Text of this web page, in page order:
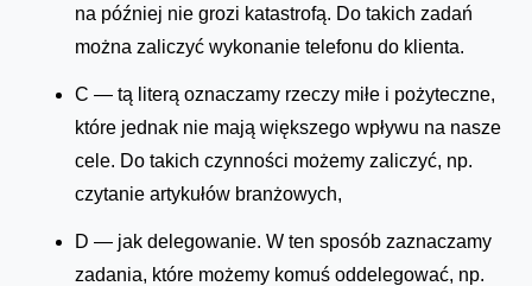
na później nie grozi katastrofą. Do takich zadań
można zaliczyć wykonanie telefonu do klienta.
C — tą literą oznaczamy rzeczy miłe i pożyteczne,
które jednak nie mają większego wpływu na nasze
cele. Do takich czynności możemy zaliczyć, np.
czytanie artykułów branżowych,
D — jak delegowanie. W ten sposób zaznaczamy
zadania, które możemy komuś oddelegować, np.